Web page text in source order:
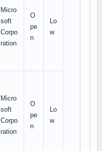
Micro
soft
Corpo
ration
O
pe
n
Lo
w
Micro
soft
Corpo
ration
O
pe
n
Lo
w